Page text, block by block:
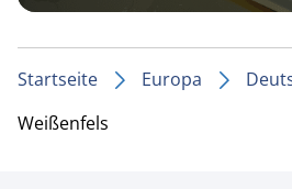
Startseite Europa
Weißenfels